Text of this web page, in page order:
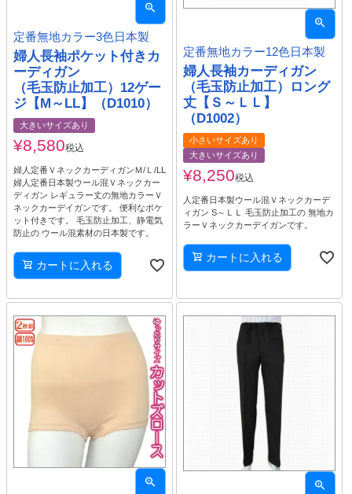
定番無地カラー3色日本製
婦人長袖ポケット付きカ
ーディガン
（毛玉防止加工）12ゲー
ジ【M～LL】（D1010）
大きいサイズあり
¥8,580税込
婦人定番ＶネックカーディガンＭ/Ｌ/LL
婦人定番日本製ウール混Ｖネックカー
ディガン レギュラー丈の無地カラーＶ
ネックカーデイガンです。 便利なポケ
ット付きです。 毛玉防止加工、静電気
防止の ウール混素材の日本製です。
カートに入れる
定番無地カラー12色日本製
婦人長袖カーディガン
（毛玉防止加工）ロング
丈【Ｓ～ＬＬ】
（D1002）
小さいサイズあり
大きいサイズあり
¥8,250税込
人定番日本製ウール混Ｖネックカーデ
ィガン S～ＬＬ 毛玉防止加工の 無地カ
ラーＶネックカーデイガンです。
カートに入れる